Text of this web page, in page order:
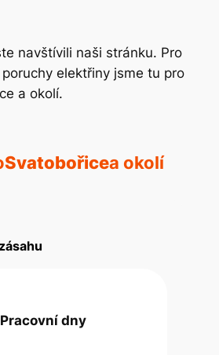
navštívili naši stránku. Pro
elektřiny jsme tu pro
a okolí.
Svatobořicea okolí
Pracovní dny